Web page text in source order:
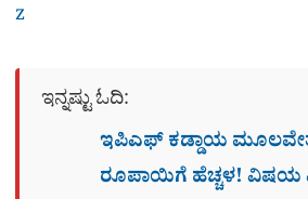
z
ಇನ್ನಷ್ಟು ಓದಿ:
ಇಪಿಎಫ್ ಕಡ್ಡಾಯ
ರೂಪಾಯಿಗೆ ಹೆಚ್ಚಳ! ವಿಷಯ